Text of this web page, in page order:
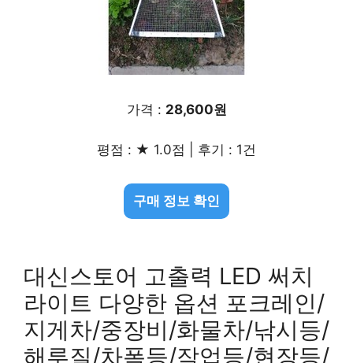
가격 : 28,600원
평점 : ★ 1.0점 | 후기 : 1건
구매 정보 확인
대신스토어 고출력 LED 써치
라이트 다양한 옵션 포크레인/
지게차/중장비/화물차/낚시등/
해루질/차폭등/작업등/현장등/